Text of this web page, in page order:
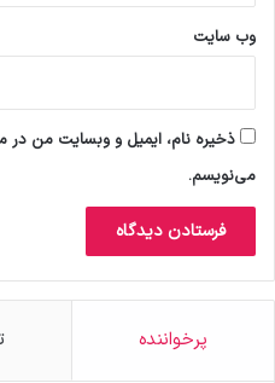
وب‌ سایت
ذخیره نام، ایمیل و وبسایت من در
می‌نویسم.
پرخواننده